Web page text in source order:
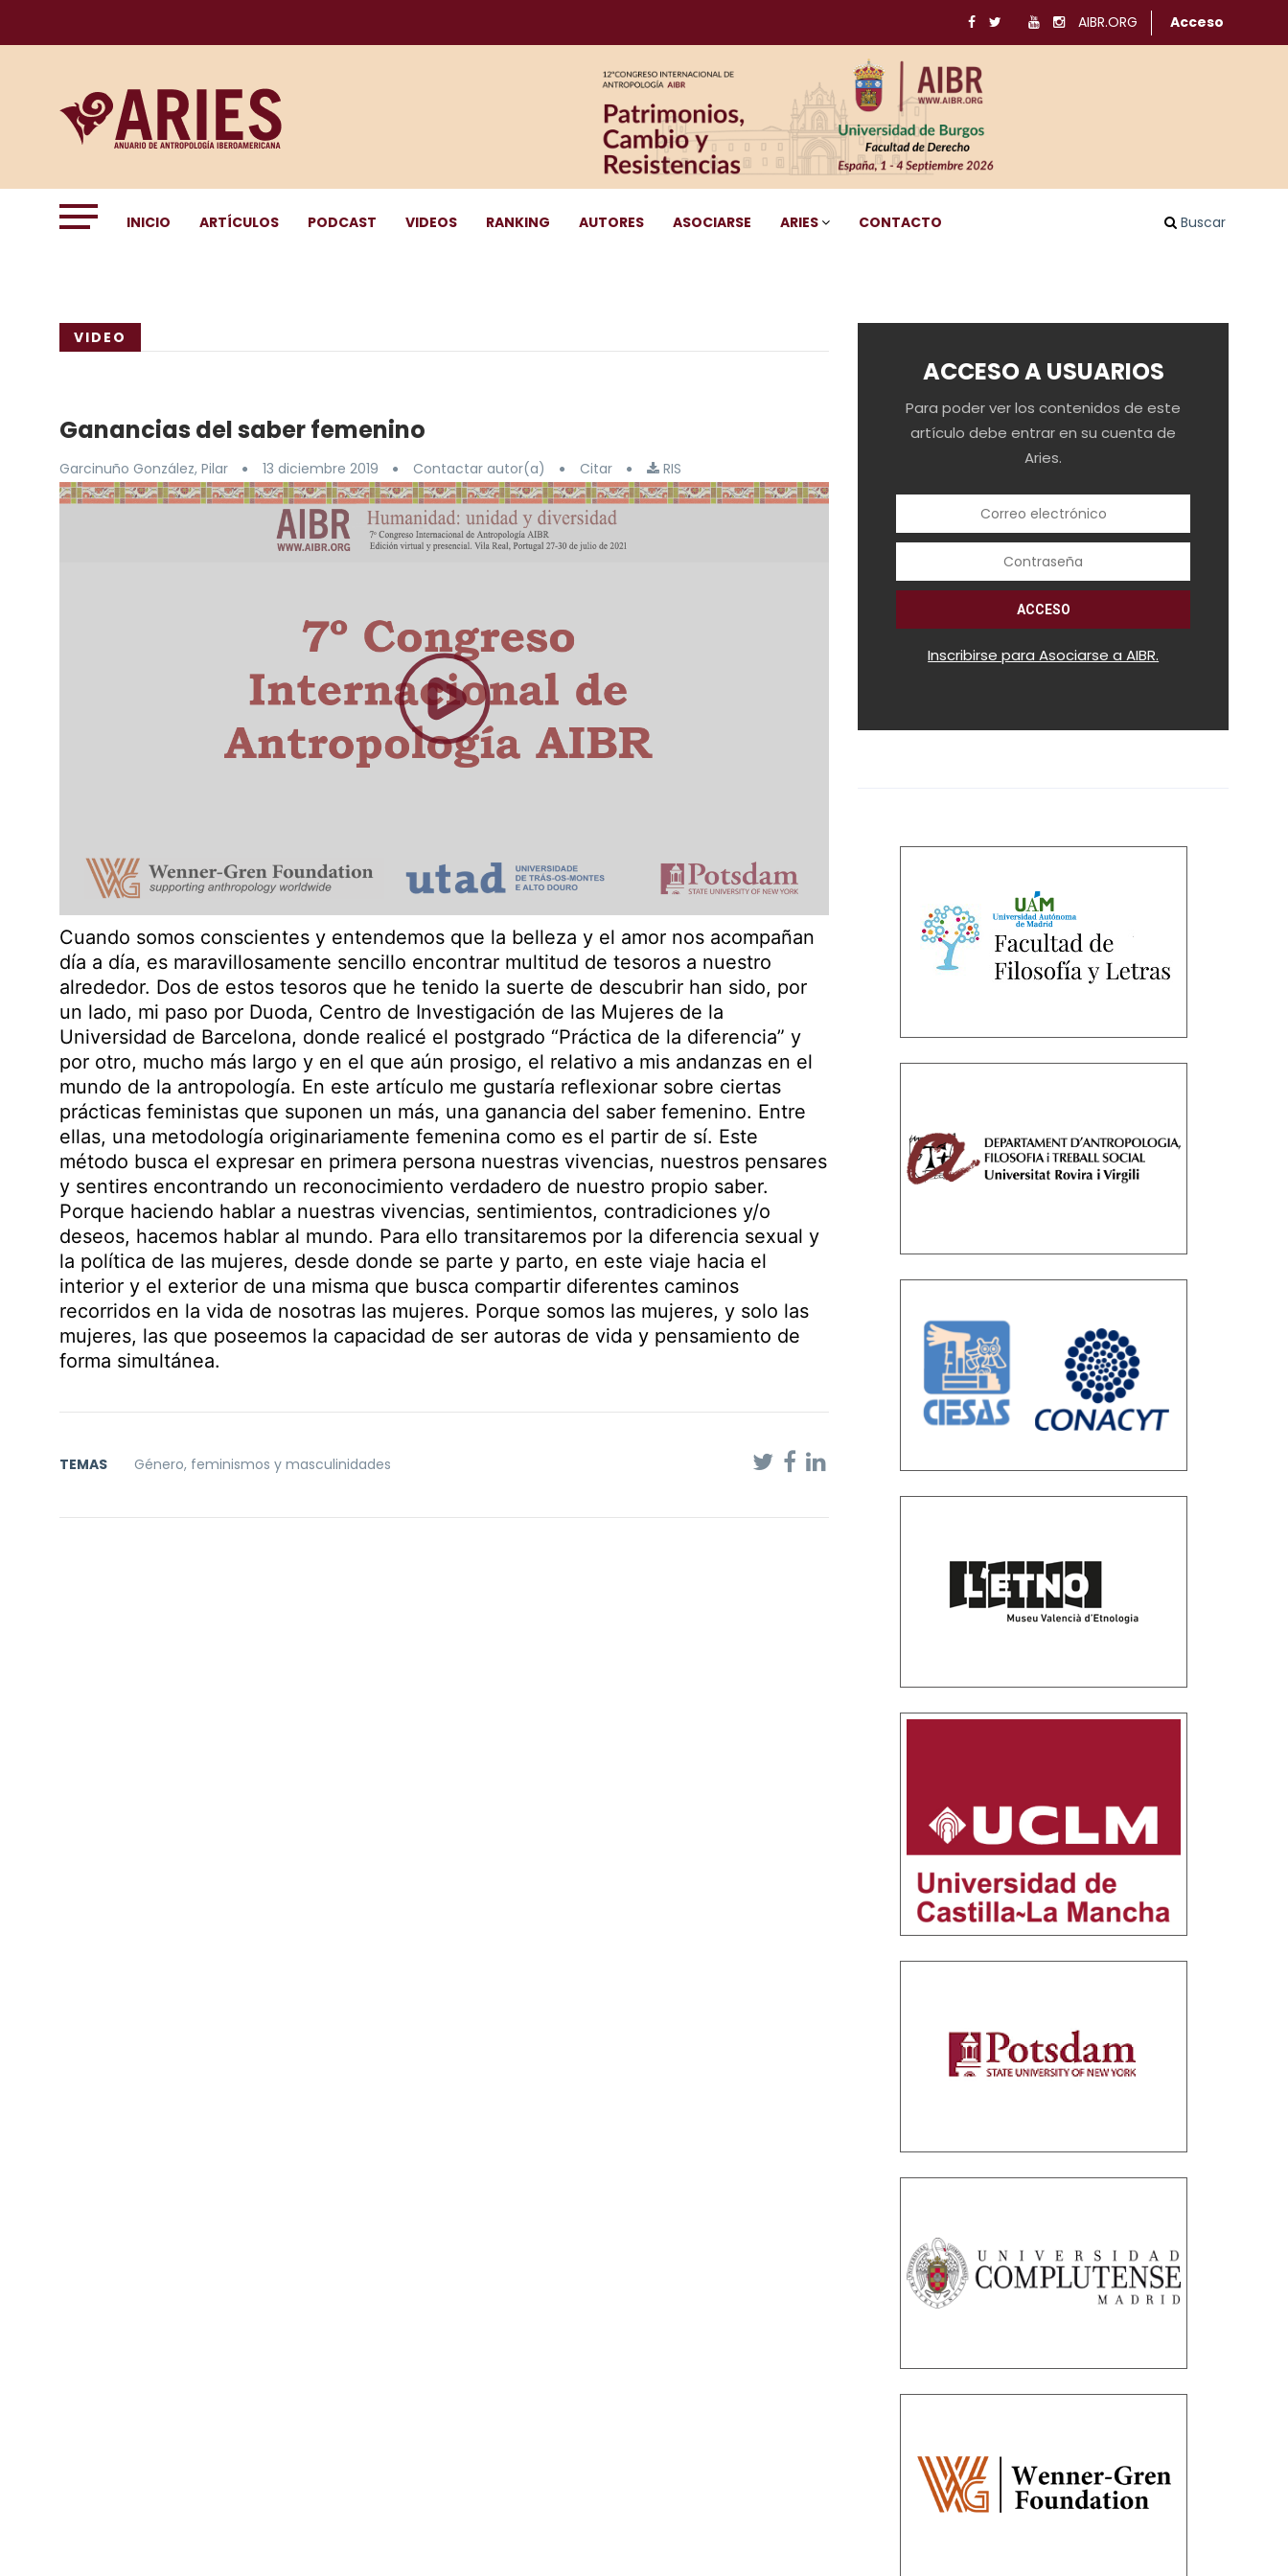
AIBR.ORG Acceso
INICIO ARTÍCULOS PODCAST VIDEOS RANKING AUTORES ASOCIARSE ARIES CONTACTO Buscar
VIDEO
Ganancias del saber femenino
Garcinuño González, Pilar 13 diciembre 2019 Contactar autor(a) Citar RIS
Cuando somos conscientes y entendemos que la belleza y el amor nos acompañan
día a día, es maravillosamente sencillo encontrar multitud de tesoros a nuestro
alrededor. Dos de estos tesoros que he tenido la suerte de descubrir han sido, por
un lado, mi paso por Duoda, Centro de Investigación de las Mujeres de la
Universidad de Barcelona, donde realicé el postgrado “Práctica de la diferencia” y
por otro, mucho más largo y en el que aún prosigo, el relativo a mis andanzas en el
mundo de la antropología. En este artículo me gustaría reflexionar sobre ciertas
prácticas feministas que suponen un más, una ganancia del saber femenino. Entre
ellas, una metodología originariamente femenina como es el partir de sí. Este
método busca el expresar en primera persona nuestras vivencias, nuestros pensares
y sentires encontrando un reconocimiento verdadero de nuestro propio saber.
Porque haciendo hablar a nuestras vivencias, sentimientos, contradiciones y/o
deseos, hacemos hablar al mundo. Para ello transitaremos por la diferencia sexual y
la política de las mujeres, desde donde se parte y parto, en este viaje hacia el
interior y el exterior de una misma que busca compartir diferentes caminos
recorridos en la vida de nosotras las mujeres. Porque somos las mujeres, y solo las
mujeres, las que poseemos la capacidad de ser autoras de vida y pensamiento de
forma simultánea.
TEMAS Género, feminismos y masculinidades
ACCESO A USUARIOS
Para poder ver los contenidos de este
artículo debe entrar en su cuenta de
Aries.
Inscribirse para Asociarse a AIBR.